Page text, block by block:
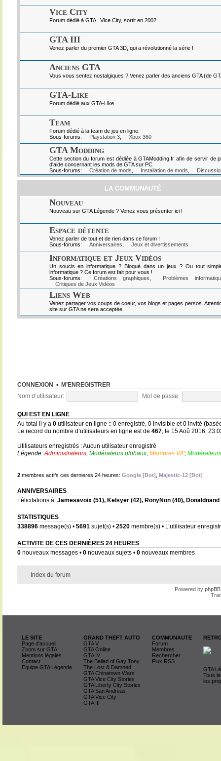
Vice City
Forum dédié à GTA : Vice City, sortit en 2002.
GTA III
Venez parler du premier GTA 3D, qui a révolutionné la série !
Anciens GTA
Vous vous sentez nostalgiques ? Venez parler des anciens GTA (de
GTA-Like
Forum dédié aux GTA-Like
Team
Forum dédié à la team de jeu en ligne.
Sous-forums:
Playstation 3, Xbox 360
GTA Modding
Cette section du forum est dédiée à GTAModding.fr afin de servir de
d'aide concernant les mods de GTA sur PC
Sous-forums:
Création de mods Installation de mods
LA COMMUNAUTÉ
Nouveau
Nouveau sur GTA Légende ? Venez vous présenter ici !
Espace détente
Venez parler de tout et de rien dans ce forum !
Sous-forums:
Anniversaires Jeux et divertissements
Informatique et Jeux Vidéos
Un soucis en informatique ? Bloqué dans un jeux ? Ou tout
informatique ? Ce forum est fait pour vous !
Sous-forums:
Créations graphiques
Problèmes
Critiques de Jeux Vidéos
Liens Web
Venez partager vos coups de coeur, vos blogs et pages persos.
site sur GTA ne sera acceptée.
CONNEXION • M’ENREGISTRER
Nom d’utilisateur: Mot de passe:
QUI EST EN LIGNE
Au total il y a 0utilisateur en ligne :: 0 enregistré, 0 invisible et 0 invité
Le record du nombre d’utilisateurs en ligne est de 467, le 15 Aoû 2016,
Utilisateurs enregistrés : Aucun utilisateur enregistré
Légende:Administrateurs, Modérateurs globaux, Membres VIP,
2membres actifs ces dernieres 24 heures: Google [Bot] Majestic-12 [Bot]
ANNIVERSAIRES
Félicitations à: Jamesavoix(51), Kelsyer(42), RonyNon(40), Donaldnand
STATISTIQUES
338896message(s) • 5691sujet(s) • 2520membre(s) • L’utilisateur
ACTIVITE DE CES DERNIÈRES 24 HEURES
0nouveaux messages • 0nouveaux sujets • 0nouveaux membres
Index du forum
Powered by phpBB
LE SITE
Page d'accueil
Zoom sur GTA
Mentions légales
Contact
Equipe GTA Légende
GRAND THEFT AUTO
GTA V
GTA Online
GTA IV
The Ballad of Gay Tony
The Lost & Damned
GTA Chinatown Wars
GTA Vice City Stories
GTA Liberty City Stories
GTA San Andreas
GTA Vice City
GTA III
COMMUNAUTE
Forum
Membres
Rechercher
Flux RSS
GTA
Tous
les